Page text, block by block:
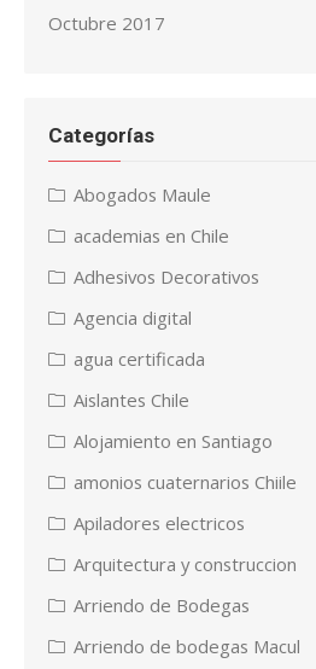
Octubre 2017
Categorías
Abogados Maule
academias en Chile
Adhesivos Decorativos
Agencia digital
agua certificada
Aislantes Chile
Alojamiento en Santiago
amonios cuaternarios Chiile
Apiladores electricos
Arquitectura y construccion
Arriendo de Bodegas
Arriendo de bodegas Macul